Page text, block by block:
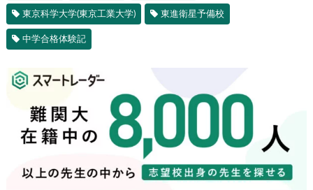
東京科学大学(東京工業大学) 東進衛星予備校
中学合格体験記